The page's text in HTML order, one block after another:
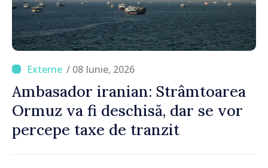
/ 08 Iunie, 2026
Ambasador iranian: Strâmtoarea
Ormuz va fi deschisă, dar se vor
percepe taxe de tranzit